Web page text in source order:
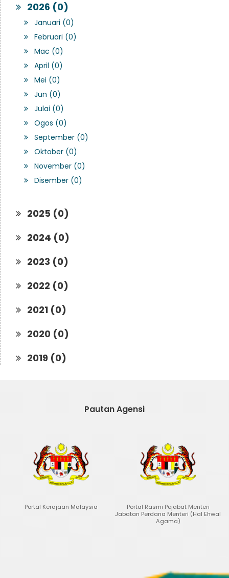
2026 (0)
Januari (0)
Februari (0)
Mac (0)
April (0)
Mei (0)
Jun (0)
Julai (0)
Ogos (0)
September (0)
Oktober (0)
November (0)
Disember (0)
2025 (0)
2024 (0)
2023 (0)
2022 (0)
2021 (0)
2020 (0)
2019 (0)
Pautan Agensi
Kerajaan Malaysia
Portal Rasmi Pejabat Menteri
Jabatan Perdana Menteri (Hal Ehwal
Portal